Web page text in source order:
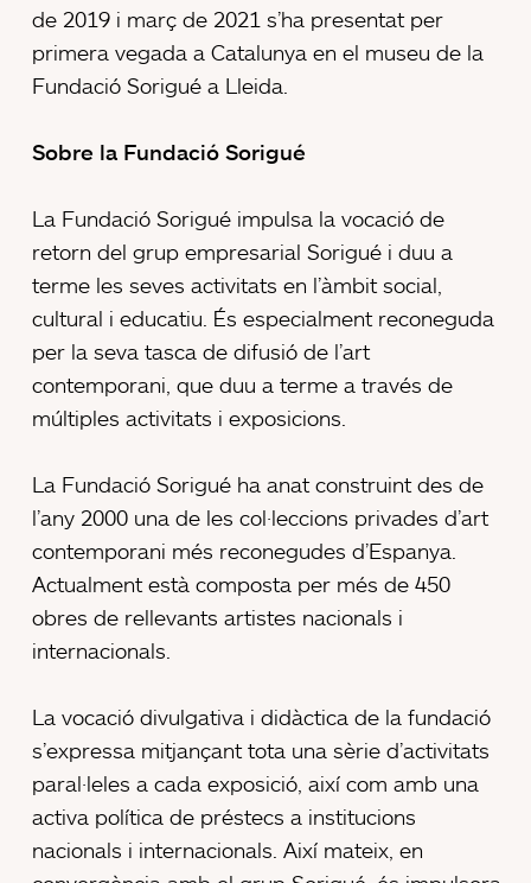
de 2019 i març de 2021 s’ha presentat per
primera vegada a Catalunya en el museu de la
Fundació Sorigué a Lleida.
Sobre la Fundació Sorigué
La Fundació Sorigué impulsa la vocació de
retorn del grup empresarial Sorigué i duu a
terme les seves activitats en l’àmbit social,
cultural i educatiu. És especialment reconeguda
per la seva tasca de difusió de l’art
contemporani, que duu a terme a través de
múltiples activitats i exposicions.
La Fundació Sorigué ha anat construint des de
l’any 2000 una de les col·leccions privades d’art
contemporani més reconegudes d’Espanya.
Actualment està composta per més de 450
obres de rellevants artistes nacionals i
internacionals.
La vocació divulgativa i didàctica de la fundació
s’expressa mitjançant tota una sèrie d’activitats
paral·leles a cada exposició, així com amb una
activa política de préstecs a institucions
nacionals i internacionals. Així mateix, en